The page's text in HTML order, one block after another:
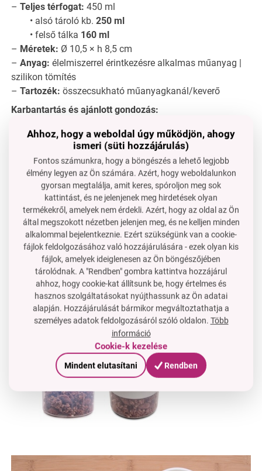
– Teljes térfogat: 450 ml
• alsó tároló kb. 250 ml
• felső tálka 160 ml
– Méretek: Ø 10,5 × h 8,5 cm
– Anyag: élelmiszerrel érintkezésre alkalmas műanyag |
szilikon tömítés
– Tartozék: összecsukható műanyagkanál/keverő
Karbantartás és ajánlott gondozás:
Mikrohullámú sütőben nem használható. Az első
használat előtt öblítsd ki meleg vízzel.
GYIK – gyakran feltett kérdések:
Átszivárog a jogurtok táskádban/hátizsákban?
, a tömítés és a szilárd klipszek miattnem nyílik ki
és nem folyik ki.
Használható más nassolnivalókra is, nem csak joghurtra?
Igen, nagyszerű túróra, pudingra, mártogatóra +
zöldség, hummusz, gyümölcs stb.
A kanál része a csomagnak?
Igen, megtalálod a felső tálka alsó részében elrejtve.
Ahhoz, hogy a weboldal úgy működjön, ahogy
ismeri (süti hozzájárulás)
Fontos számunkra, hogy a böngészés a lehető legjobb
élmény legyen az Ön számára. Azért, hogy weboldalunkon
gyorsan megtalálja, amit keres, spóroljon meg sok
kattintást, és ne jelenjenek meg hirdetések olyan
termékekről, amelyek nem érdekli. Azért, hogy az oldal az Ön
által megszokott nézetben jelenjen meg, és ne kelljen minden
alkalommal bejelentkeznie. Ezért szükségünk van a cookie-
fájlok feldolgozásához való hozzájárulására - ezek olyan kis
fájlok, amelyek ideiglenesen az Ön böngészőjében
tárolódnak. A "Rendben" gombra kattintva hozzájárul
ahhoz, hogy cookie-kat állítsunk be, hogy értelmes és
hasznos szolgáltatásokat nyújthassunk az Ön adatai
alapján. Hozzájárulását bármikor megváltoztathatja a
személyes adatok feldolgozásáról szóló oldalon. Több
információ
Cookie-k kezelése
Mindent elutasítani Rendben